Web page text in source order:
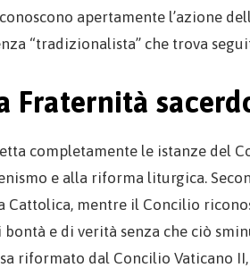
apertamente l’azione
“tradizionalista” che trova
Fraternità
completamente le istanze del
e alla riforma liturgica.
Cattolica, mentre il Concilio
e di verità senza che ciò
riformato dal Concilio Vaticano